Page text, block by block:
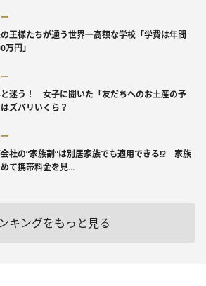
王様たちが通う世界一高額な学校「学費は年間
万円」
迷う！ 女子に聞いた「友だちへのお土産の予
ズバリいくら？
社の“家族割”は別居家族でも適用できる!? 家族
て携帯料金を見...
キングをもっと見る